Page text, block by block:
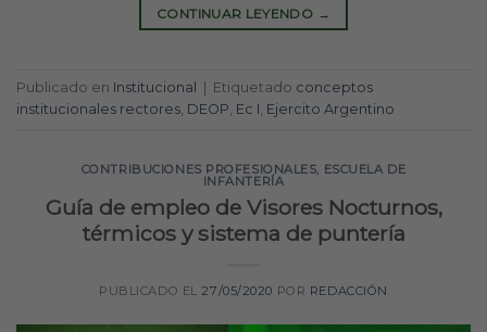
CONTINUAR LEYENDO →
Publicado en Institucional Etiquetado conceptos
institucionales rectores, DEOP, Ec I, Ejercito Argentino
CONTRIBUCIONES PROFESIONALES, ESCUELA DE
INFANTERÍA
Guía de empleo de Visores Nocturnos,
térmicos y sistema de puntería
PUBLICADO EL 27/05/2020 POR REDACCIÓN